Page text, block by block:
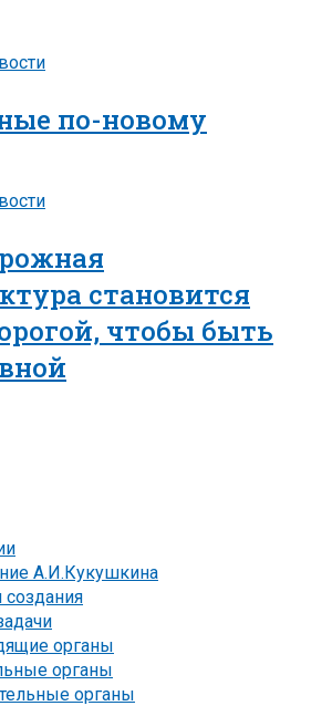
по-новому
становится
чтобы быть
А.И.Кукушкина
создания
органы
органы
органы